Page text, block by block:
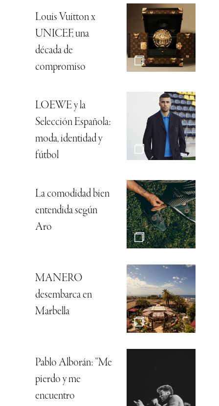
Louis Vuitton x
UNICEF, una
década de
compromiso
LOEWE y la
Selección Española:
moda, identidad y
fútbol
La comodidad bien
entendida según
Aro
MANERO
desembarca en
Marbella
Pablo Alborán: “Me
pierdo y me
encuentro